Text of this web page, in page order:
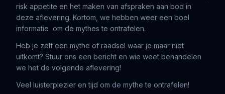
risk appetite en het maken van afspraken aan bod in
deze aflevering. Kortom, we hebben weer een boel
informatie om de mythes te ontrafelen.
Heb je zelf een mythe of raadsel waar je maar niet
uitkomt? Stuur ons een bericht en wie weet behandelen
we het de volgende aflevering!
Veel luisterplezier en tijd om de mythe te ontrafelen!